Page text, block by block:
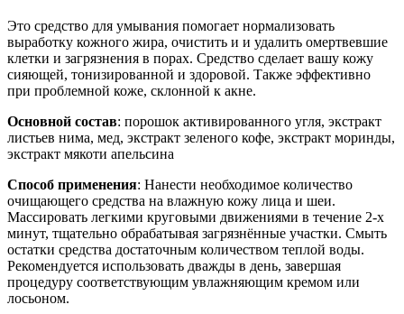
Это средство для умывания помогает нормализовать
выработку кожного жира, очистить и и удалить омертвевшие
клетки и загрязнения в порах. Средство сделает вашу кожу
сияющей, тонизированной и здоровой. Также эффективно
при проблемной коже, склонной к акне.
Основной состав: порошок активированного угля, экстракт
листьев нима, мед, экстракт зеленого кофе, экстракт моринды,
экстракт мякоти апельсина
Способ применения: Нанести необходимое количество
очищающего средства на влажную кожу лица и шеи.
Массировать легкими круговыми движениями в течение 2-х
минут, тщательно обрабатывая загрязнённые участки. Смыть
остатки средства достаточным количеством теплой воды.
Рекомендуется использовать дважды в день, завершая
процедуру соответствующим увлажняющим кремом или
лосьоном.